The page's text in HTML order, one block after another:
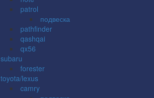
patrol
подвеска
pathfinder
qashqai
qx56
subaru
forester
toyota/lexus
camry